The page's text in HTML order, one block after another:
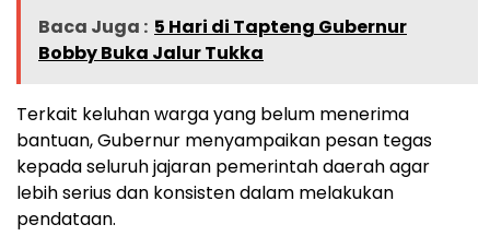
Baca Juga : 5 Hari di Tapteng Gubernur
Bobby Buka Jalur Tukka
Terkait keluhan warga yang belum menerima
bantuan, Gubernur menyampaikan pesan tegas
kepada seluruh jajaran pemerintah daerah agar
lebih serius dan konsisten dalam melakukan
pendataan.